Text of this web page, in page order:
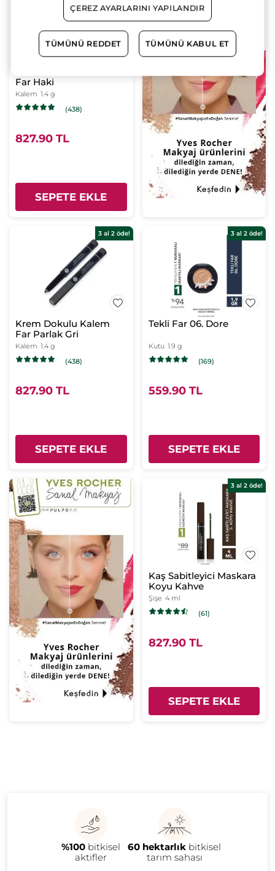
Far Haki
Kalem 1.4 g
(438)
827.90 TL
SEPETE EKLE
3 al 2 öde!
Krem Dokulu Kalem
Far Parlak Gri
Kalem 1.4 g
(438)
827.90 TL
SEPETE EKLE
3 al 2 öde!
Tekli Far 06. Dore
Kutu 1.9 g
(169)
559.90 TL
SEPETE EKLE
3 al 2 öde!
Kaş Sabitleyici Maskara
Koyu Kahve
Şişe 4 ml
(61)
827.90 TL
SEPETE EKLE
%100 bitkisel
aktifler
60 hektarlık bitkisel
tarım sahası
ÇEREZ AYARLARINI YAPILANDIR
TÜMÜNÜ REDDET TÜMÜNÜ KABUL ET